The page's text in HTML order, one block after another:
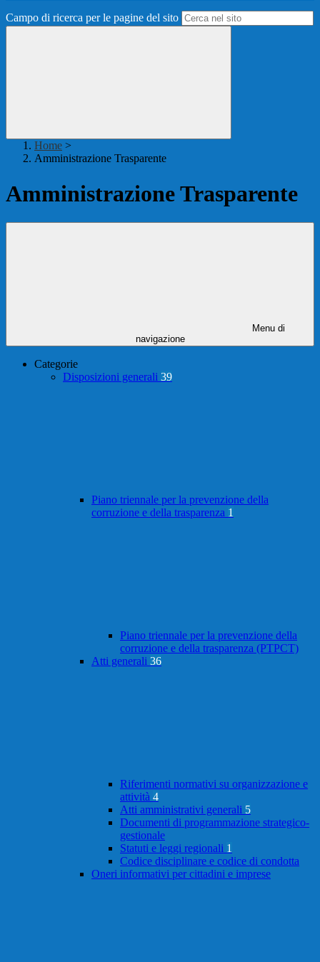
Campo di ricerca per le pagine del sito
Home >
Amministrazione Trasparente
Amministrazione Trasparente
Menu di
navigazione
Categorie
Disposizioni generali 39
Piano triennale per la prevenzione della
corruzione e della trasparenza 1
Piano triennale per la prevenzione della
corruzione e della trasparenza (PTPCT)
Atti generali 36
Riferimenti normativi su organizzazione e
attività 4
Atti amministrativi generali 5
Documenti di programmazione strategico-
gestionale
Statuti e leggi regionali 1
Codice disciplinare e codice di condotta
Oneri informativi per cittadini e imprese